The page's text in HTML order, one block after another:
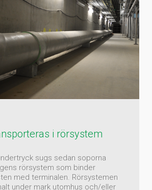
i rörsystem
sugs sedan soporna
rörsystem som binder
med terminalen. Rörsystemen
under mark utomhus och/eller